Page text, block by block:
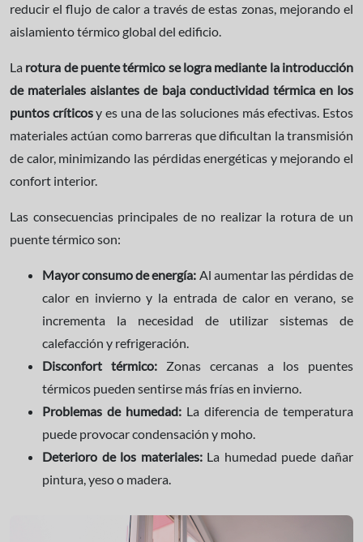
reducir el flujo de calor a través de estas zonas, mejorando el
aislamiento térmico global del edificio.
La rotura de puente térmico se logra mediante la introducción
de materiales aislantes de baja conductividad térmica en los
puntos críticosy es una de las soluciones más efectivas. Estos
materiales actúan como barreras que dificultan la transmisión
de calor, minimizando las pérdidas energéticas y mejorando el
confort interior.
Las consecuencias principales de no realizar la rotura de un
puente térmico son:
Mayor consumo de energía: Al aumentar las pérdidas de
calor en invierno y la entrada de calor en verano, se
incrementa la necesidad de utilizar sistemas de
calefacción y refrigeración.
Disconfort térmico: Zonas cercanas a los puentes
térmicos pueden sentirse más frías en invierno.
Problemas de humedad: La diferencia de temperatura
puede provocar condensación y moho.
Deterioro de los materiales:La humedad puede dañar
pintura, yeso o madera.